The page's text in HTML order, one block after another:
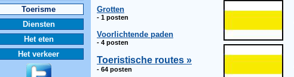
Toerisme
Diensten
Het eten
Het verkeer
Grotten
- 1 posten
Voorlichtende paden
- 4 posten
Toeristische routes »
- 64 posten